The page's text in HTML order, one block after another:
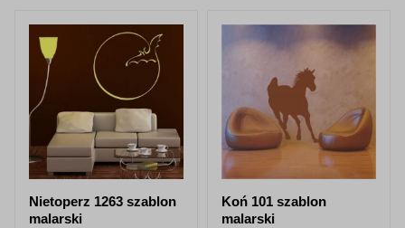
Nietoperz 1263 szablon
malarski
Koń 101 szablon
malarski